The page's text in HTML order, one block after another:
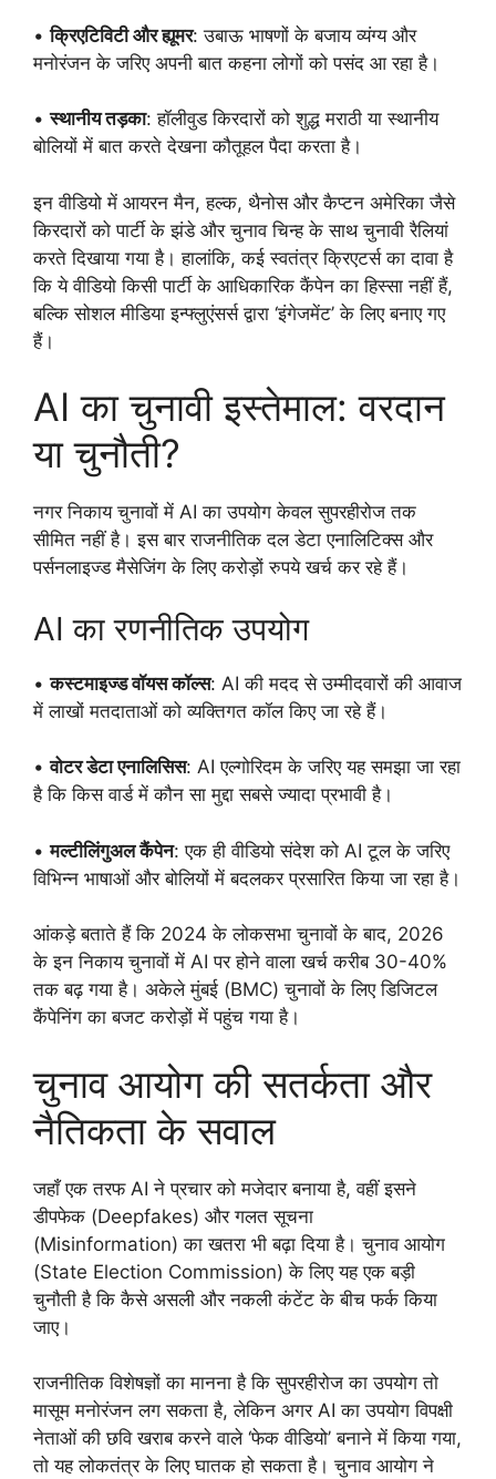
•क्रिएटिविटी और ह्यूमर: उबाऊ भाषणों के बजाय व्यंग्य और
मनोरंजन के जरिए अपनी बात कहना लोगों को पसंद आ रहा है।
•स्थानीय तड़का: हॉलीवुड किरदारों को शुद्ध मराठी या स्थानीय
बोलियों में बात करते देखना कौतूहल पैदा करता है।
इन वीडियो में आयरन मैन, हल्क, थैनोस और कैप्टन अमेरिका जैसे
किरदारों को पार्टी के झंडे और चुनाव चिन्ह के साथ चुनावी रैलियां
करते दिखाया गया है। हालांकि, कई स्वतंत्र क्रिएटर्स का दावा है
कि ये वीडियो किसी पार्टी के आधिकारिक कैंपेन का हिस्सा नहीं हैं,
बल्कि सोशल मीडिया इन्फ्लुएंसर्स द्वारा ‘इंगेजमेंट’ के लिए बनाए गए
हैं।
AI का चुनावी इस्तेमाल: वरदान
या चुनौती?
नगर निकाय चुनावों में AI का उपयोग केवल सुपरहीरोज तक
सीमित नहीं है। इस बार राजनीतिक दल डेटा एनालिटिक्स और
पर्सनलाइज्ड मैसेजिंग के लिए करोड़ों रुपये खर्च कर रहे हैं।
AI का रणनीतिक उपयोग
•कस्टमाइज्ड वॉयस कॉल्स: AI की मदद से उम्मीदवारों की आवाज
में लाखों मतदाताओं को व्यक्तिगत कॉल किए जा रहे हैं।
•वोटर डेटा एनालिसिस: AI एल्गोरिदम के जरिए यह समझा जा रहा
है कि किस वार्ड में कौन सा मुद्दा सबसे ज्यादा प्रभावी है।
•मल्टीलिंगुअल कैंपेन: एक ही वीडियो संदेश को AI टूल के जरिए
विभिन्न भाषाओं और बोलियों में बदलकर प्रसारित किया जा रहा है।
आंकड़े बताते हैं कि 2024 के लोकसभा चुनावों के बाद, 2026
के इन निकाय चुनावों में AI पर होने वाला खर्च करीब 30-40%
तक बढ़ गया है। अकेले मुंबई (BMC) चुनावों के लिए डिजिटल
कैंपेनिंग का बजट करोड़ों में पहुंच गया है।
चुनाव आयोग की सतर्कता और
नैतिकता के सवाल
जहाँ एक तरफ AI ने प्रचार को मजेदार बनाया है, वहीं इसने
डीपफेक (Deepfakes) और गलत सूचना
(Misinformation) का खतरा भी बढ़ा दिया है। चुनाव आयोग
(State Election Commission) के लिए यह एक बड़ी
चुनौती है कि कैसे असली और नकली कंटेंट के बीच फर्क किया
जाए।
राजनीतिक विशेषज्ञों का मानना है कि सुपरहीरोज का उपयोग तो
मासूम मनोरंजन लग सकता है, लेकिन अगर AI का उपयोग विपक्षी
नेताओं की छवि खराब करने वाले ‘फेक वीडियो’ बनाने में किया गया,
तो यह लोकतंत्र के लिए घातक हो सकता है। चुनाव आयोग ने